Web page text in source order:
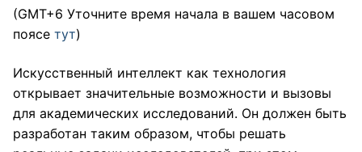
(GMT+6 Уточните время начала в вашем часовом
поясе тут)
Искусственный интеллект как технология
открывает значительные возможности и вызовы
для академических исследований. Он должен быть
разработан таким образом, чтобы решать